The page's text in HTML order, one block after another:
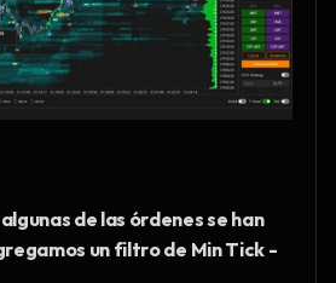
de las órdenes se han
un filtro de Min Tick -